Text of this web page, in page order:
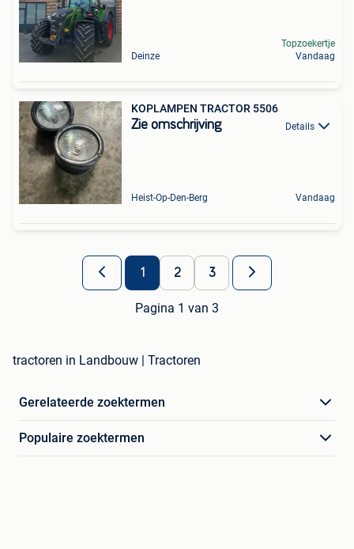
Deinze
Topzoekertje
Vandaag
KOPLAMPEN TRACTOR 5506
Zie omschrijving Details
Heist-Op-Den-Berg Vandaag
1 2 3
Pagina 1 van 3
tractoren in Landbouw | Tractoren
Gerelateerde zoektermen
Populaire zoektermen